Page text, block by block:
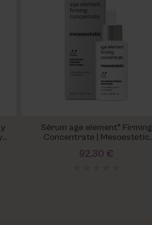
Sérum age element® Firming
Concentrate | Mesoestetic
92,30 €